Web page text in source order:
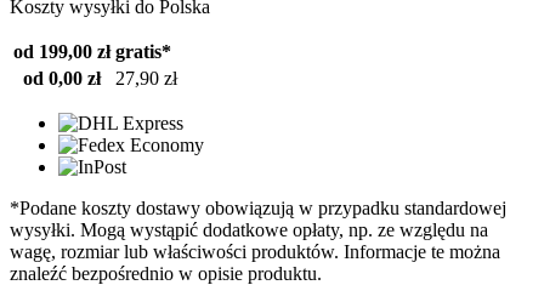
Koszty wysyłki do Polska
od 199,00 zł gratis*
od 0,00 zł
27,90 zł
*Podane koszty dostawy obowiązują w przypadku standardowej
wysyłki. Mogą wystąpić dodatkowe opłaty, np. ze względu na
wagę, rozmiar lub właściwości produktów. Informacje te można
znaleźć bezpośrednio w opisie produktu.